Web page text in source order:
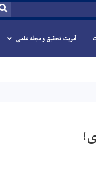
آمریت تحقیق و مجله علمی